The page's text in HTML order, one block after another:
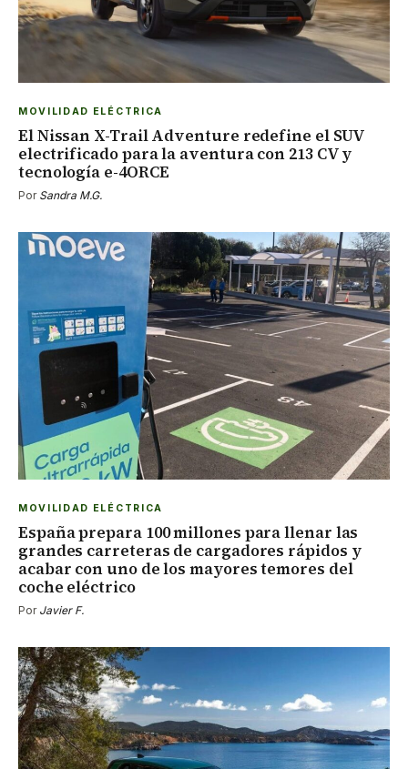
MOVILIDAD ELÉCTRICA
El Nissan X-Trail Adventure redefine el SUV
electrificado para la aventura con 213 CV y
tecnología e-4ORCE
Por Sandra M.G.
MOVILIDAD ELÉCTRICA
España prepara 100 millones para llenar las
grandes carreteras de cargadores rápidos y
acabar con uno de los mayores temores del
coche eléctrico
Por Javier F.